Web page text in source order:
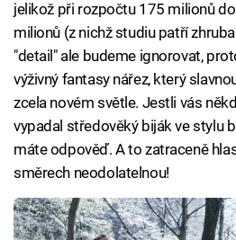
jelikož při rozpočtu 175 milionů
milionů (z nichž studiu patří
"detail" ale budeme ignorovat,
výživný fantasy nářez, který
zcela novém světle. Jestli vás
vypadal středověký biják ve stylu
máte odpověď. A to zatraceně
směrech neodolatelnou!